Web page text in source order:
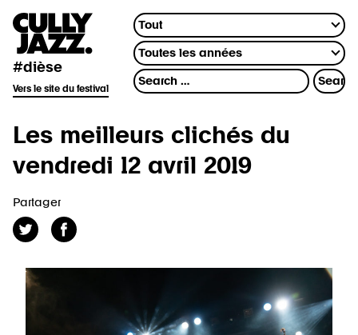
#dièse
Vers le site du festival
Les meilleurs clichés du
vendredi 12 avril 2019
Partager